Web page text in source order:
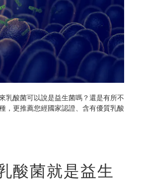
乳酸菌可以說是益生菌嗎？還是有所不
，更推薦您經國家認證、含有優質乳酸
酸菌就是益生